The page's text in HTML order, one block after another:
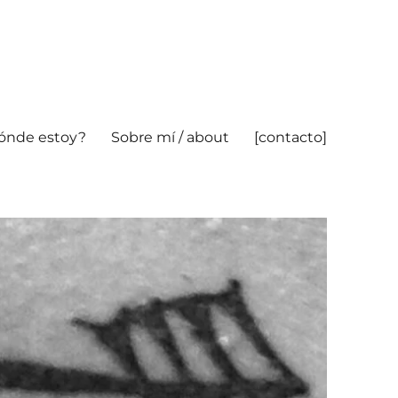
estoy? Sobre mí / about [contacto]